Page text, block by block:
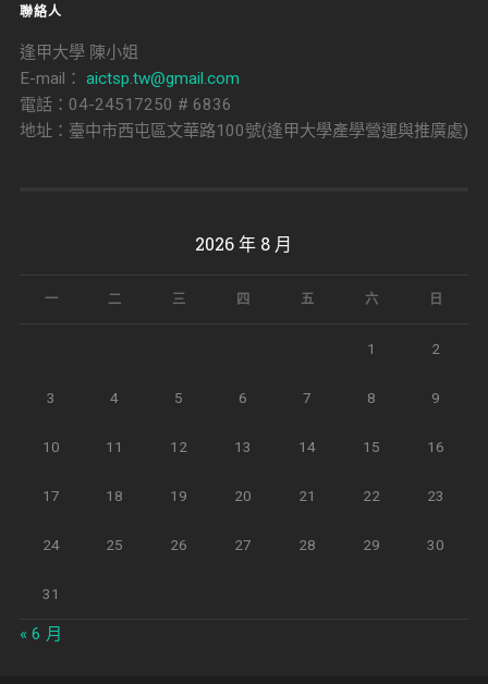
聯絡人
逢甲大學 陳小姐
E-mail： aictsp.tw@gmail.com
電話：04-24517250 # 6836
地址：臺中市西屯區文華路100號(逢甲大學產學營運與推廣處)
2026 年 8 月
一 二 三 四 五 六 日
1 2
3 4 5 6 7 8 9
10 11 12 13 14 15 16
17 18 19 20 21 22 23
24 25 26 27 28 29 30
31
« 6 月